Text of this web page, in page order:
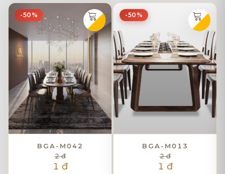
-50%
BGA-M042
2 đ
1 đ
-50%
BGA-M013
2 đ
1 đ